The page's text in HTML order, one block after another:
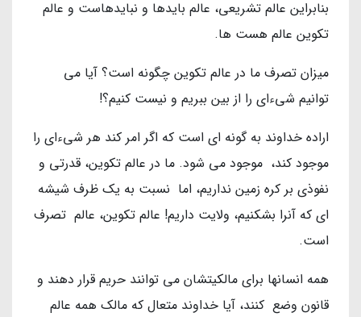
بنابراین عالم تشریعی، عالم بایدها و نبایدهاست و عالم
تکوین عالم هست ها.
میزان تصرف ما در عالم تکوین چگونه است؟ آیا می
توانیم شیء‌ای را از بین ببریم و نیست کنیم؟!
اراده خداوند به گونه ای است که اگر امر کند هر شیء‌ای را
موجود کند، موجود می شود. ما در عالم تکوین، قدرتی و
نفوذی بر کره زمین نداریم، اما نسبت به یک ظرف شیشه
ای که آنرا بشکنیم، ولایت داریم! عالم تکوین، عالم تصرف
است.
همه انسانها برای مالکیتشان می توانند حریم قرار دهند و
قانون وضع کنند، آیا خداوند متعال که مالک همه عالم